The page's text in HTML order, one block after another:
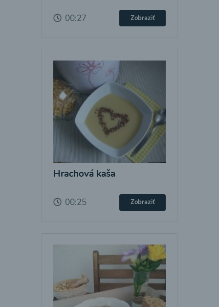
00:27 Zobraziť
Hrachová kaša
00:25 Zobraziť